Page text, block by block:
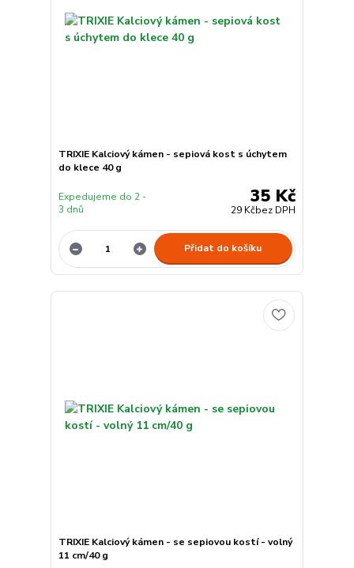
TRIXIE Kalciový kámen - sepiová kost s úchytem
do klece 40 g
35 Kč
29 Kčbez DPH
Expedujeme do 2 -
3 dnů
Přidat do košíku
TRIXIE Kalciový kámen - se sepiovou kostí - volný
11 cm/40 g